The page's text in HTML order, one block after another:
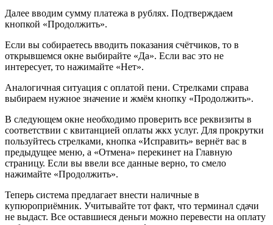
Далее вводим сумму платежа в рублях. Подтверждаем
кнопкой «Продолжить».
Если вы собираетесь вводить показания счётчиков, то в
открывшемся окне выбирайте «Да». Если вас это не
интересует, то нажимайте «Нет».
Аналогичная ситуация с оплатой пени. Стрелками справа
выбираем нужное значение и жмём кнопку «Продолжить».
В следующем окне необходимо проверить все реквизиты в
соответствии с квитанцией оплаты жкх услуг. Для прокрутки
пользуйтесь стрелками, кнопка «Исправить» вернёт вас в
предыдущее меню, а «Отмена» перекинет на Главную
страницу. Если вы ввели все данные верно, то смело
нажимайте «Продолжить».
Теперь система предлагает внести наличные в
купюроприёмник. Учитывайте тот факт, что терминал сдачи
не выдаст. Все оставшиеся деньги можно перевести на оплату